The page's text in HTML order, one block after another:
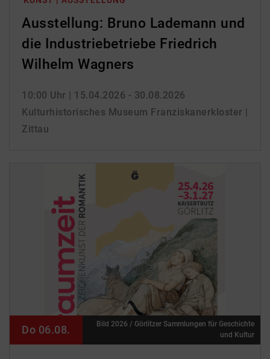
Ausstellung: Bruno Lademann und
die Industriebetriebe Friedrich
Wilhelm Wagners
10:00 Uhr | 15.04.2026 - 30.08.2026
Kulturhistorisches Museum Franziskanerkloster |
Zittau
Do 06.08.
Bild 2026 / Görlitzer Sammlungen für Geschichte
und Kultur